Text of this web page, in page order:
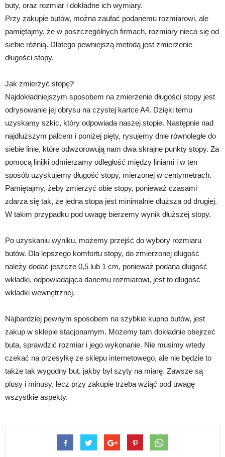
buty, oraz rozmiar i dokładne ich wymiary.
Przy zakupie butów, można zaufać podanemu rozmiarowi, ale
pamiętajmy, że w poszczególnych firmach, rozmiary nieco się od
siebie różnią. Dlatego pewniejszą metodą jest zmierzenie
długości stopy.
Jak zmierzyć stopę?
Najdokładniejszym sposobem na zmierzenie długości stopy jest
odrysowanie jej obrysu na czystej kartce A4. Dzięki temu
uzyskamy szkic, który odpowiada naszej stopie. Następnie nad
najdłuższym palcem i poniżej pięty, rysujemy dnie równoległe do
siebie linie, które odwzorowują nam dwa skrajne punkty stopy. Za
pomocą linijki odmierzamy odległość między liniami i w ten
sposób uzyskujemy długość stopy, mierzonej w centymetrach.
Pamiętajmy, żeby zmierzyć obie stopy, ponieważ czasami
zdarza się tak, że jedna stopa jest minimalnie dłuższa od drugiej.
W takim przypadku pod uwagę bierzemy wynik dłuższej stopy.
Po uzyskaniu wyniku, możemy przejść do wybory rozmiaru
butów. Dla lepszego komfortu stopy, do zmierzonej długość
należy dodać jeszcze 0,5 lub 1 cm, ponieważ podana długość
wkładki, odpowiadająca danemu rozmiarowi, jest to długość
wkładki wewnętrznej.
Najbardziej pewnym sposobem na szybkie kupno butów, jest
zakup w sklepie stacjonarnym. Możemy tam dokładnie obejrzeć
buta, sprawdzić rozmiar i jego wykonanie. Nie musimy wtedy
czekać na przesyłkę ze sklepu internetowego, ale nie będzie to
także tak wygodny but, jakby był szyty na miarę. Zawsze są
plusy i minusy, lecz przy zakupie trzeba wziąć pod uwagę
wszystkie aspekty.